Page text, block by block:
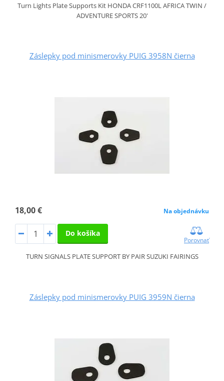
Turn Lights Plate Supports Kit HONDA CRF1100L AFRICA TWIN /
ADVENTURE SPORTS 20'
Záslepky pod minismerovky PUIG 3958N čierna
18,00 € Na objednávku
Do košíka
Porovnať
TURN SIGNALS PLATE SUPPORT BY PAIR SUZUKI FAIRINGS
Záslepky pod minismerovky PUIG 3959N čierna